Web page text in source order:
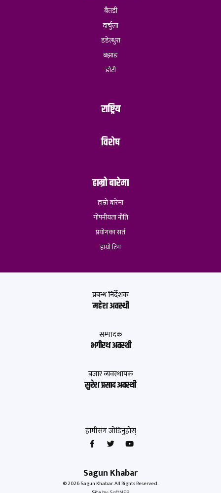
बैतडी
दार्चुला
डडेल्धुरा
बझाङ
डोटी
राष्ट्रिय
विशेष
हाम्रो बारेमा
हाम्रो बारेमा
गोपनीयता नीति
प्रयोगका सर्त
हाम्रो टिम
Sagun Khabar
© 2026 Sagun Khabar. All Rights Reserved.
प्रबन्ध निर्देशक
महेश अवस्थी
सम्पादक
भगीरथ अवस्थी
बजार व्यवस्थापक
सुरेश प्रसाद अवस्थी
हामीसंग जोडिनुहोस्